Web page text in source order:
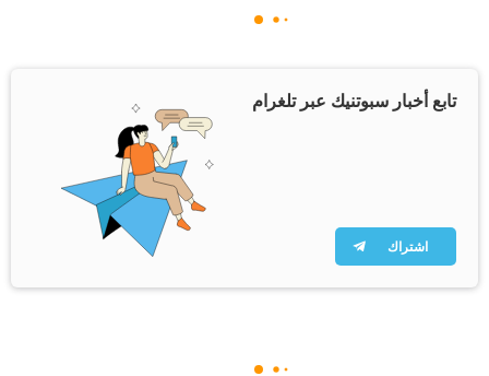
تابع أخبار سبوتنيك عبر تلغرام
اشتراك